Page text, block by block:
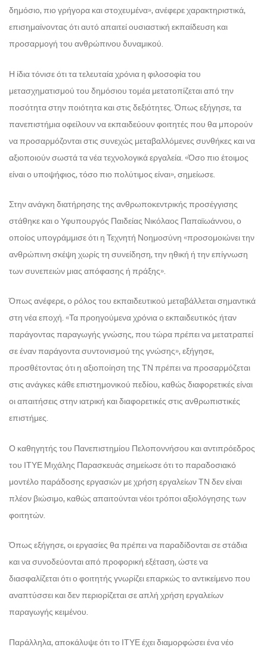
δημόσιο, πιο γρήγορα και στοχευμένα», ανέφερε χαρακτηριστικά,
επισημαίνοντας ότι αυτό απαιτεί ουσιαστική εκπαίδευση και
προσαρμογή του ανθρώπινου δυναμικού.
Η ίδια τόνισε ότι τα τελευταία χρόνια η φιλοσοφία του
μετασχηματισμού του δημόσιου τομέα μετατοπίζεται από την
ποσότητα στην ποιότητα και στις δεξιότητες. Όπως εξήγησε, τα
πανεπιστήμια οφείλουν να εκπαιδεύουν φοιτητές που θα μπορούν
να προσαρμόζονται στις συνεχώς μεταβαλλόμενες συνθήκες και να
αξιοποιούν σωστά τα νέα τεχνολογικά εργαλεία. «Όσο πιο έτοιμος
είναι ο υποψήφιος, τόσο πιο πολύτιμος είναι», σημείωσε.
Στην ανάγκη διατήρησης της ανθρωποκεντρικής προσέγγισης
στάθηκε και ο Υφυπουργός Παιδείας Νικόλαος Παπαϊωάννου, ο
οποίος υπογράμμισε ότι η Τεχνητή Νοημοσύνη «προσομοιώνει την
ανθρώπινη σκέψη χωρίς τη συνείδηση, την ηθική ή την επίγνωση
των συνεπειών μιας απόφασης ή πράξης».
Όπως ανέφερε, ο ρόλος του εκπαιδευτικού μεταβάλλεται σημαντικά
στη νέα εποχή. «Τα προηγούμενα χρόνια ο εκπαιδευτικός ήταν
παράγοντας παραγωγής γνώσης, που τώρα πρέπει να μετατραπεί
σε έναν παράγοντα συντονισμού της γνώσης», εξήγησε,
προσθέτοντας ότι η αξιοποίηση της ΤΝ πρέπει να προσαρμόζεται
στις ανάγκες κάθε επιστημονικού πεδίου, καθώς διαφορετικές είναι
οι απαιτήσεις στην ιατρική και διαφορετικές στις ανθρωπιστικές
επιστήμες.
Ο καθηγητής του Πανεπιστημίου Πελοποννήσου και αντιπρόεδρος
του ΙΤΥΕ Μιχάλης Παρασκευάς σημείωσε ότι το παραδοσιακό
μοντέλο παράδοσης εργασιών με χρήση εργαλείων ΤΝ δεν είναι
πλέον βιώσιμο, καθώς απαιτούνται νέοι τρόποι αξιολόγησης των
φοιτητών.
Όπως εξήγησε, οι εργασίες θα πρέπει να παραδίδονται σε στάδια
και να συνοδεύονται από προφορική εξέταση, ώστε να
διασφαλίζεται ότι ο φοιτητής γνωρίζει επαρκώς το αντικείμενο που
αναπτύσσει και δεν περιορίζεται σε απλή χρήση εργαλείων
παραγωγής κειμένου.
Παράλληλα, αποκάλυψε ότι το ΙΤΥΕ έχει διαμορφώσει ένα νέο